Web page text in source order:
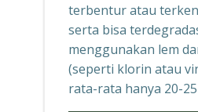
terbentur atau
serta bisa
menggunakan lem
(seperti klorin atau
rata-rata hanya 20-